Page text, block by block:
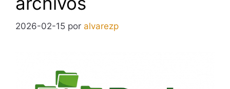
2026-02-15 por alvarezp